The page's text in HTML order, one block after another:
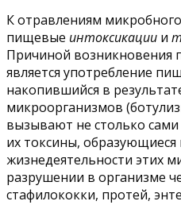
К отравлениям
пищевые интоксикации и
Причиной возникновения
является употребление
накопившийся в
микроорганизмов
вызывают не столько
их токсины, образующиеся
жизнедеятельности этих
разрушении в организме
стафилококки, протей,